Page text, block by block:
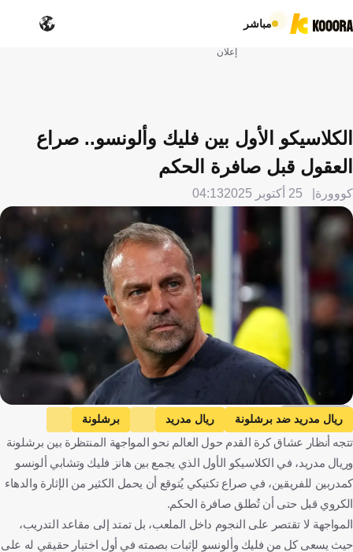
مباشر
إعلان
الكلاسيكو الأول بين فليك وألونسو.. صراع
العقول قبل صافرة الحكم
كووورة 25 أكتوبر 2025 04:13
Getty Images
ريال مدريد ضد برشلونة ريال مدريد
برشلونة
الدوري الإسباني
هانسي فليك تشابي ألونسو
لامين يامال
ماركوس راشفورد
رافينيا فيرمين لوبيز
بيدري
فينيسيوس جونيور
أردا جولر جود بيلينجهام
رودريجو جوس
إسبانيا
ألمانيا إنجلترا كرة قدم
تتجه أنظار عشاق كرة القدم حول العالم نحو المواجهة المنتظرة بين برشلونة
وريال مدريد، في الكلاسيكو الأول الذي يجمع بين هانز فليك وتشابي ألونسو
كمدربين للفريقين، في صراع تكتيكي يُتوقع أن يحمل الكثير من الإثارة والدهاء
الكروي قبل حتى أن تُطلق صافرة الحكم.
المواجهة لا تقتصر على النجوم داخل الملعب، بل تمتد إلى مقاعد التدريب،
حيث يسعى كل من فليك وألونسو لإثبات بصمته في أول اختبار حقيقي له على